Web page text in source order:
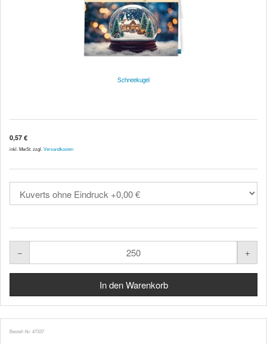
Schneekugel
0,57 €
inkl. MwSt. zzgl. Versandkosten
Bestell-Nr. 47337